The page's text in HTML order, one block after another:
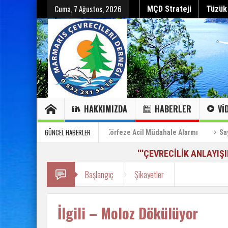
Cuma, 7 Ağustos, 2026 MÇD Strateji Tüzük
HAKKIMIZDA HABERLER
GÜNCEL HABERLER
Can Çekişen Körfeze Acil Müdahale Alarmı Sayın
'''ÇEVRECİLİK
Başlangıç Şikayetler
İlgili – Moloz Dökülüyor